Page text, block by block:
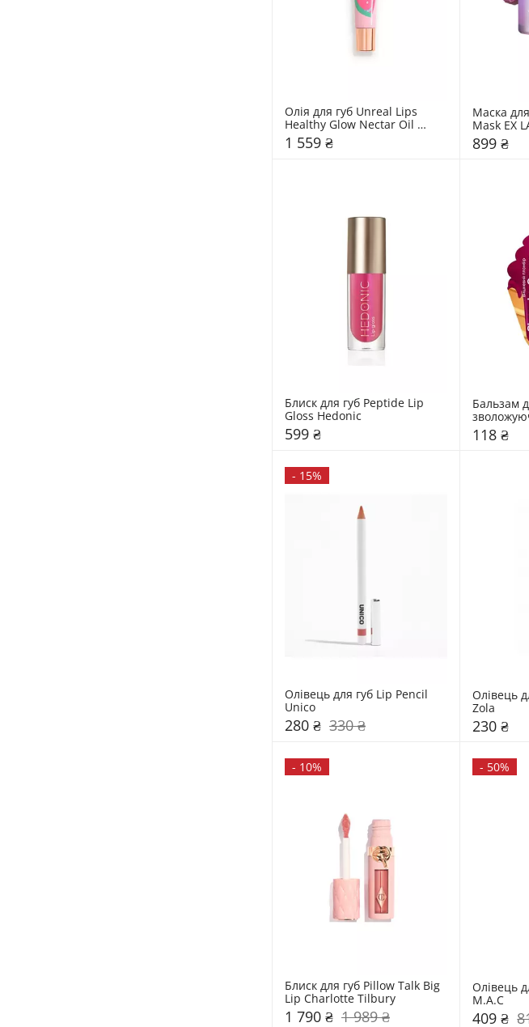
Олія для губ Unreal Lips
Healthy Glow Nectar Oil
Charlotte Tilbury
1 559 ₴
Маска
Mask EX
899 ₴
Блиск для губ Peptide Lip
Gloss Hedonic
599 ₴
Бальзам
118 ₴
- 15%
Олівець для губ Lip Pencil
Unico
280 ₴ 330 ₴
Олівець
Zola
230 ₴
- 10%
Блиск для губ Pillow Talk Big
Lip Charlotte Tilbury
1 790 ₴ 1 989 ₴
- 50%
Олівець
M.A.C
409 ₴